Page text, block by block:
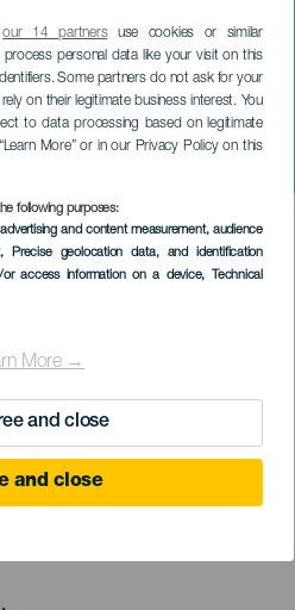
our 14 partnersuse cookies or similar
personal data like your visit on this
Some partners do not ask for your
on their legitimate business interest. You
to data processing based on legitimate
More” or in our Privacy Policy on this
following purposes:
and content measurement, audience
, Precise geolocation data, and identification
access information on a device, Technical
More →
and close
and close
festival